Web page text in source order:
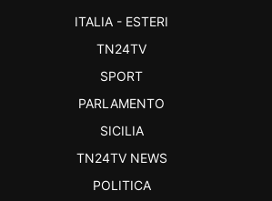
ITALIA - ESTERI
TN24TV
SPORT
PARLAMENTO
SICILIA
TN24TV NEWS
POLITICA